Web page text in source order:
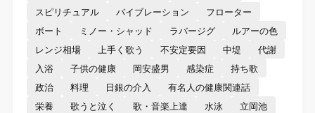
スピリチュアル
バイブレーション
フローター
ボート
ミノー・シャッド ラバージグ
ルアーの色
レンジ相場
上手く歌う 不安定要因 中堤
代謝
入浴
子供の健康 岡安盛男 感染症
持ち歌
政治
料理 日銀の介入
有名人の健康関連話
栄養
歌うと泣く 歌・音楽上達 水泳
立岡池